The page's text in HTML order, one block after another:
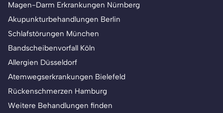
Magen-Darm Erkrankungen Nürnberg
Akupunkturbehandlungen Berlin
Schlafstörungen München
Bandscheibenvorfall Köln
Allergien Düsseldorf
Atemwegserkrankungen Bielefeld
Rückenschmerzen Hamburg
Weitere Behandlungen finden